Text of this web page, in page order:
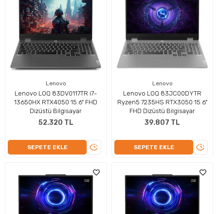
Lenovo
Lenovo LOQ 83DV0117TR i7-
13650HX RTX4050 15.6" FHD
Dizüstü Bilgisayar
52.320 TL
SEPETE EKLE
ÜRÜNÜ
Lenovo
Lenovo LOQ 83JC00DYTR
Ryzen5 7235HS RTX3050 15.6"
FHD Dizüstü Bilgisayar
39.807 TL
SEPETE EKLE